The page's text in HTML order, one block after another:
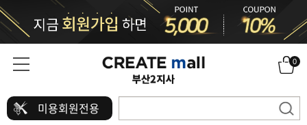
0
미용회원전용